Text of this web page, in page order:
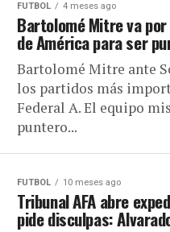
FUTBOL 4 meses ago
Bartolomé Mitre va
de América para ser
Bartolomé Mitre ante
los partidos más
Federal A. El equipo
puntero...
FUTBOL 10 meses ago
Tribunal AFA abre
pide disculpas: